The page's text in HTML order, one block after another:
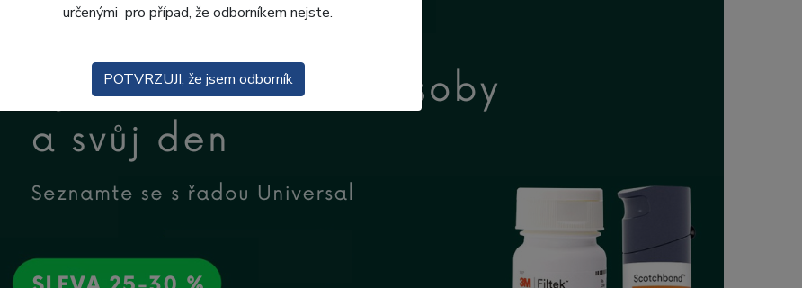
určenými pro případ, že odborníkem nejste.
POTVRZUJI, že jsem odborník